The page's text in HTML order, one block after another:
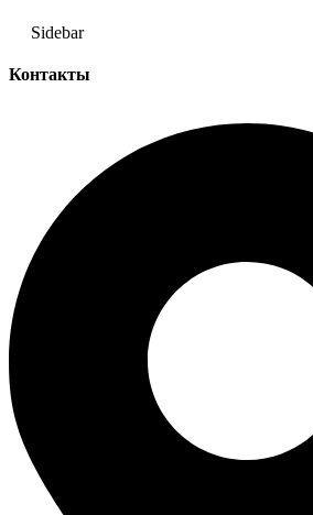
Sidebar
Контакты